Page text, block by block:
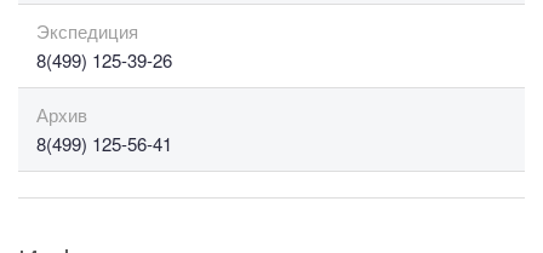
Экспедиция
8(499) 125-39-26
Архив
8(499) 125-56-41